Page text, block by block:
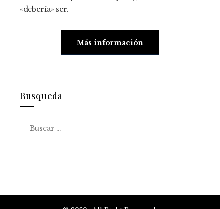
«debería» ser.
Más información
Busqueda